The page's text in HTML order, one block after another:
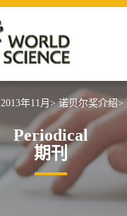
2013年11月> 诺贝尔奖介绍>
Periodical
期刊